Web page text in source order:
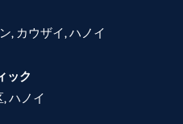
, カウザイ, ハノイ
ック
ハノイ